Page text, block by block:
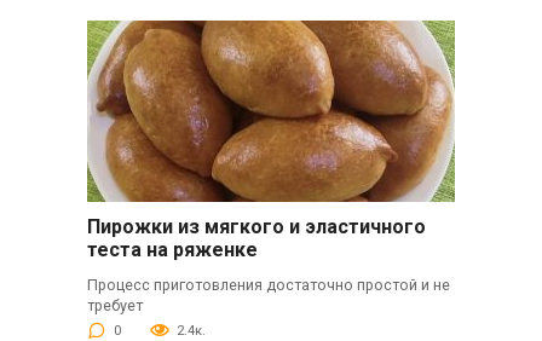
Пирожки из мягкого и эластичного
теста на ряженке
Процесс приготовления достаточно простой и не
требует
0 2.4к.